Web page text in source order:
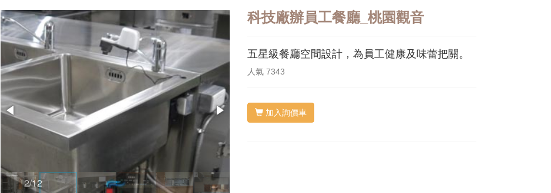
2/12
科技廠辦員工餐廳_桃園觀音
五星級餐廳空間設計，為員工健康及味蕾把關。
人氣 7343
加入詢價車